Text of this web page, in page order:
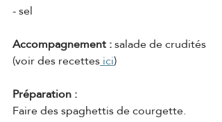
- sel
Accompagnement : salade de crudités
(voir des recettes ici)
Préparation :
Faire des spaghettis de courgette.